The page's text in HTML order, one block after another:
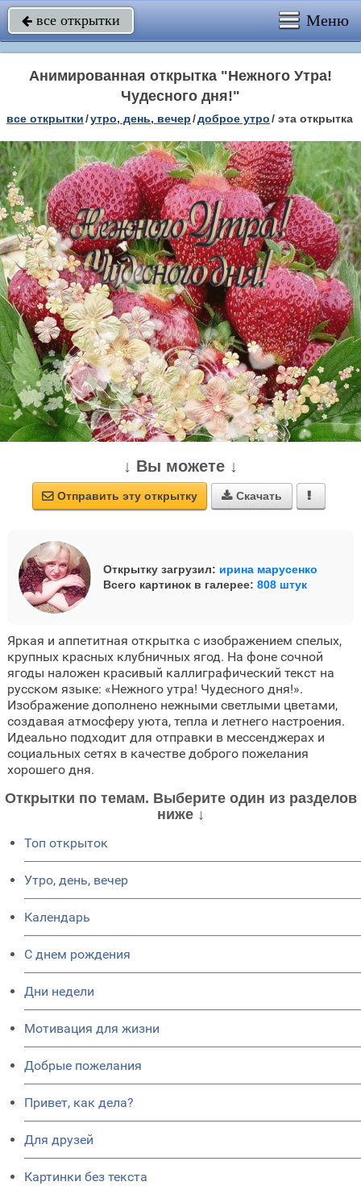
 все открытки Меню
Анимированная открытка "Нежного Утра!
Чудесного дня!"
все открытки/утро, день, вечер/доброе утро/ эта открытка
↓ Вы можете ↓
 Отправить эту открытку  Скачать 
Открытку загрузил: ирина марусенко
Всего картинок в галерее: 808 штук
Яркая и аппетитная открытка с изображением спелых,
крупных красных клубничных ягод. На фоне сочной
ягоды наложен красивый каллиграфический текст на
русском языке: «Нежного утра! Чудесного дня!».
Изображение дополнено нежными светлыми цветами,
создавая атмосферу уюта, тепла и летнего настроения.
Идеально подходит для отправки в мессенджерах и
социальных сетях в качестве доброго пожелания
хорошего дня.
Открытки по темам. Выберите один из разделов
ниже ↓
Топ открыток
Утро, день, вечер
Календарь
C днем рождения
Дни недели
Мотивация для жизни
Добрые пожелания
Привет, как дела?
Для друзей
Картинки без текста